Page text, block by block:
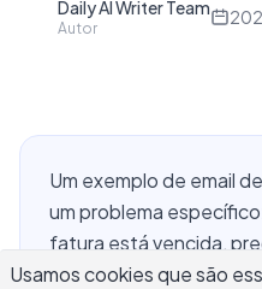
Daily AI Writer Team
Autor
Um exemplo de email
um problema
fatura está vencida,
acompanhamento,
Usamos cookies que são